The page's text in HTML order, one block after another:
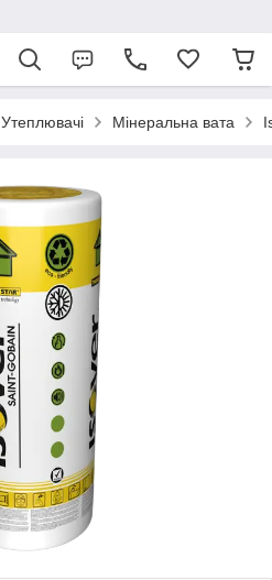
Утеплювачі Мінеральна вата